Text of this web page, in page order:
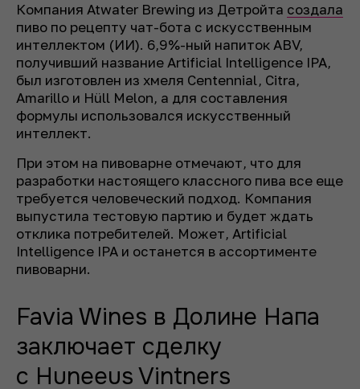
Компания Atwater Brewing из Детройта создала
пиво по рецепту чат-бота с искусственным
интеллектом (ИИ). 6,9%-ный напиток ABV,
получивший название Artificial Intelligence IPA,
был изготовлен из хмеля Centennial, Citra,
Amarillo и Hüll Melon, а для составления
формулы использовался искусственный
интеллект.
При этом на пивоварне отмечают, что для
разработки настоящего классного пива все еще
требуется человеческий подход. Компания
выпустила тестовую партию и будет ждать
отклика потребителей. Может, Artificial
Intelligence IPA и останется в ассортименте
пивоварни.
Favia Wines в Долине Напа
заключает сделку
с Huneeus Vintners